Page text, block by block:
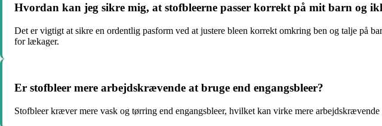
Hvordan kan jeg sikre mig, at stofbleerne passer korrekt på mit barn og
Det er vigtigt at sikre en ordentlig pasform ved at justere bleen korrekt omkring ben og talje på
for lækager.
Er stofbleer mere arbejdskrævende at bruge end engangsbleer?
Stofbleer kræver mere vask og tørring end engangsbleer, hvilket kan virke mere